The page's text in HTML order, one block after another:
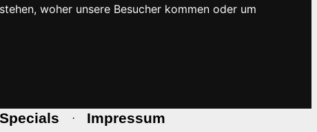
woher unsere Besucher kommen oder um
Specials · Impressum